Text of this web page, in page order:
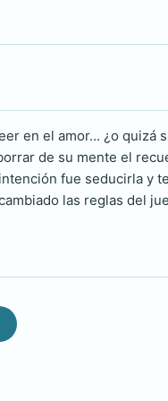
en el amor... ¿o quizá
de su mente el
fue seducirla y
las reglas del